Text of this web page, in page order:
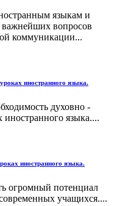
языкам и
важнейших вопросов
коммуникации...
иностранного языка.
духовно -
иностранного языка....
иностранного языка.
огромный потенциал
учащихся....